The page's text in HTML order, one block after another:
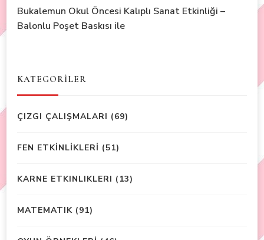
Bukalemun Okul Öncesi Kalıplı Sanat Etkinliği –
Balonlu Poşet Baskısı ile
KATEGORİLER
ÇIZGI ÇALIŞMALARI (69)
FEN ETKİNLİKLERİ (51)
KARNE ETKINLIKLERI (13)
MATEMATIK (91)